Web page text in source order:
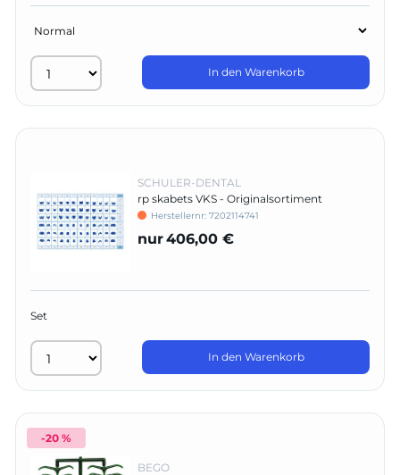
In den Warenkorb
SCHULER-DENTAL
rp skabets VKS - Originalsortiment
Herstellernr: 7202114741
nur406,00 €
Set
In den Warenkorb
-20 %
BEGO